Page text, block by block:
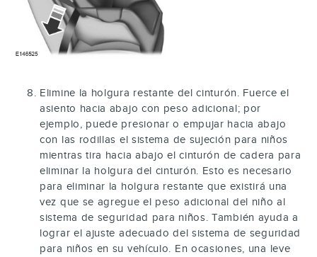
Elimine la holgura restante del cinturón. Fuerce el
asiento hacia abajo con peso adicional; por
ejemplo, puede presionar o empujar hacia abajo
con las rodillas el sistema de sujeción para niños
mientras tira hacia abajo el cinturón de cadera para
eliminar la holgura del cinturón. Esto es necesario
para eliminar la holgura restante que existirá una
vez que se agregue el peso adicional del niño al
sistema de seguridad para niños. También ayuda a
lograr el ajuste adecuado del sistema de seguridad
para niños en su vehículo. En ocasiones, una leve